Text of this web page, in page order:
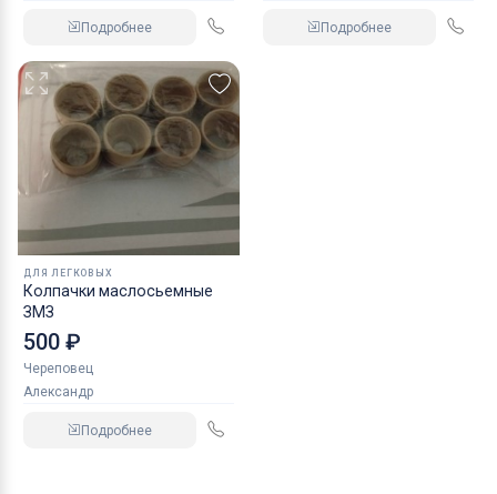
Подробнее Подробнее
ДЛЯ ЛЕГКОВЫХ
Колпачки маслосьемные
ЗМЗ
500 ₽
Череповец
Александр
Подробнее